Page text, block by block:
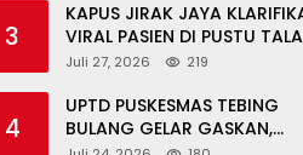
TPS 3R
3
KAPUS JIRAK JAYA
VIRAL PASIEN DI PUSTU
MANDUNG: ITU
Juli 27, 2026 219
4
UPTD PUSKESMAS TEBING
BULANG GELAR GASKAN,